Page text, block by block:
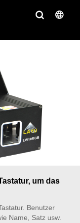
um das
Benutzer
Name, Satz usw.